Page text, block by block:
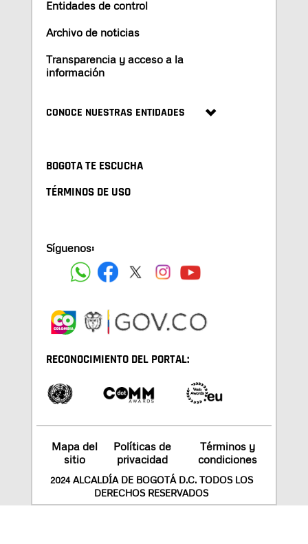
Entidades de control
Archivo de noticias
Transparencia y acceso a la
información
CONOCE NUESTRAS ENTIDADES
BOGOTA TE ESCUCHA
TÉRMINOS DE USO
Síguenos:
RECONOCIMIENTO DEL PORTAL:
Mapa del
sitio
Políticas de
privacidad
Términos y
condiciones
2024 ALCALDÍA DE BOGOTÁ D.C. TODOS LOS
DERECHOS RESERVADOS